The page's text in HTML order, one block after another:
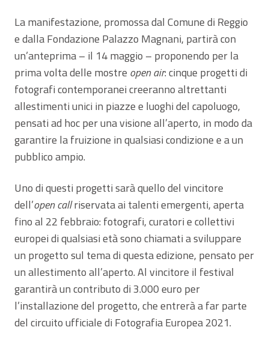
La manifestazione, promossa dal Comune di Reggio
e dalla Fondazione Palazzo Magnani, partirà con
un’anteprima – il 14 maggio – proponendo per la
prima volta delle mostre open air: cinque progetti di
fotografi contemporanei creeranno altrettanti
allestimenti unici in piazze e luoghi del capoluogo,
pensati ad hoc per una visione all’aperto, in modo da
garantire la fruizione in qualsiasi condizione e a un
pubblico ampio.
Uno di questi progetti sarà quello del vincitore
dell’open callriservata ai talenti emergenti, aperta
fino al 22 febbraio: fotografi, curatori e collettivi
europei di qualsiasi età sono chiamati a sviluppare
un progetto sul tema di questa edizione, pensato per
un allestimento all’aperto. Al vincitore il festival
garantirà un contributo di 3.000 euro per
l’installazione del progetto, che entrerà a far parte
del circuito ufficiale di Fotografia Europea 2021.